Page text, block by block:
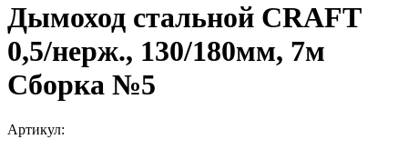
Дымоход стальной CRAFT
0,5/нерж., 130/180мм, 7м
Сборка №5
Артикул: